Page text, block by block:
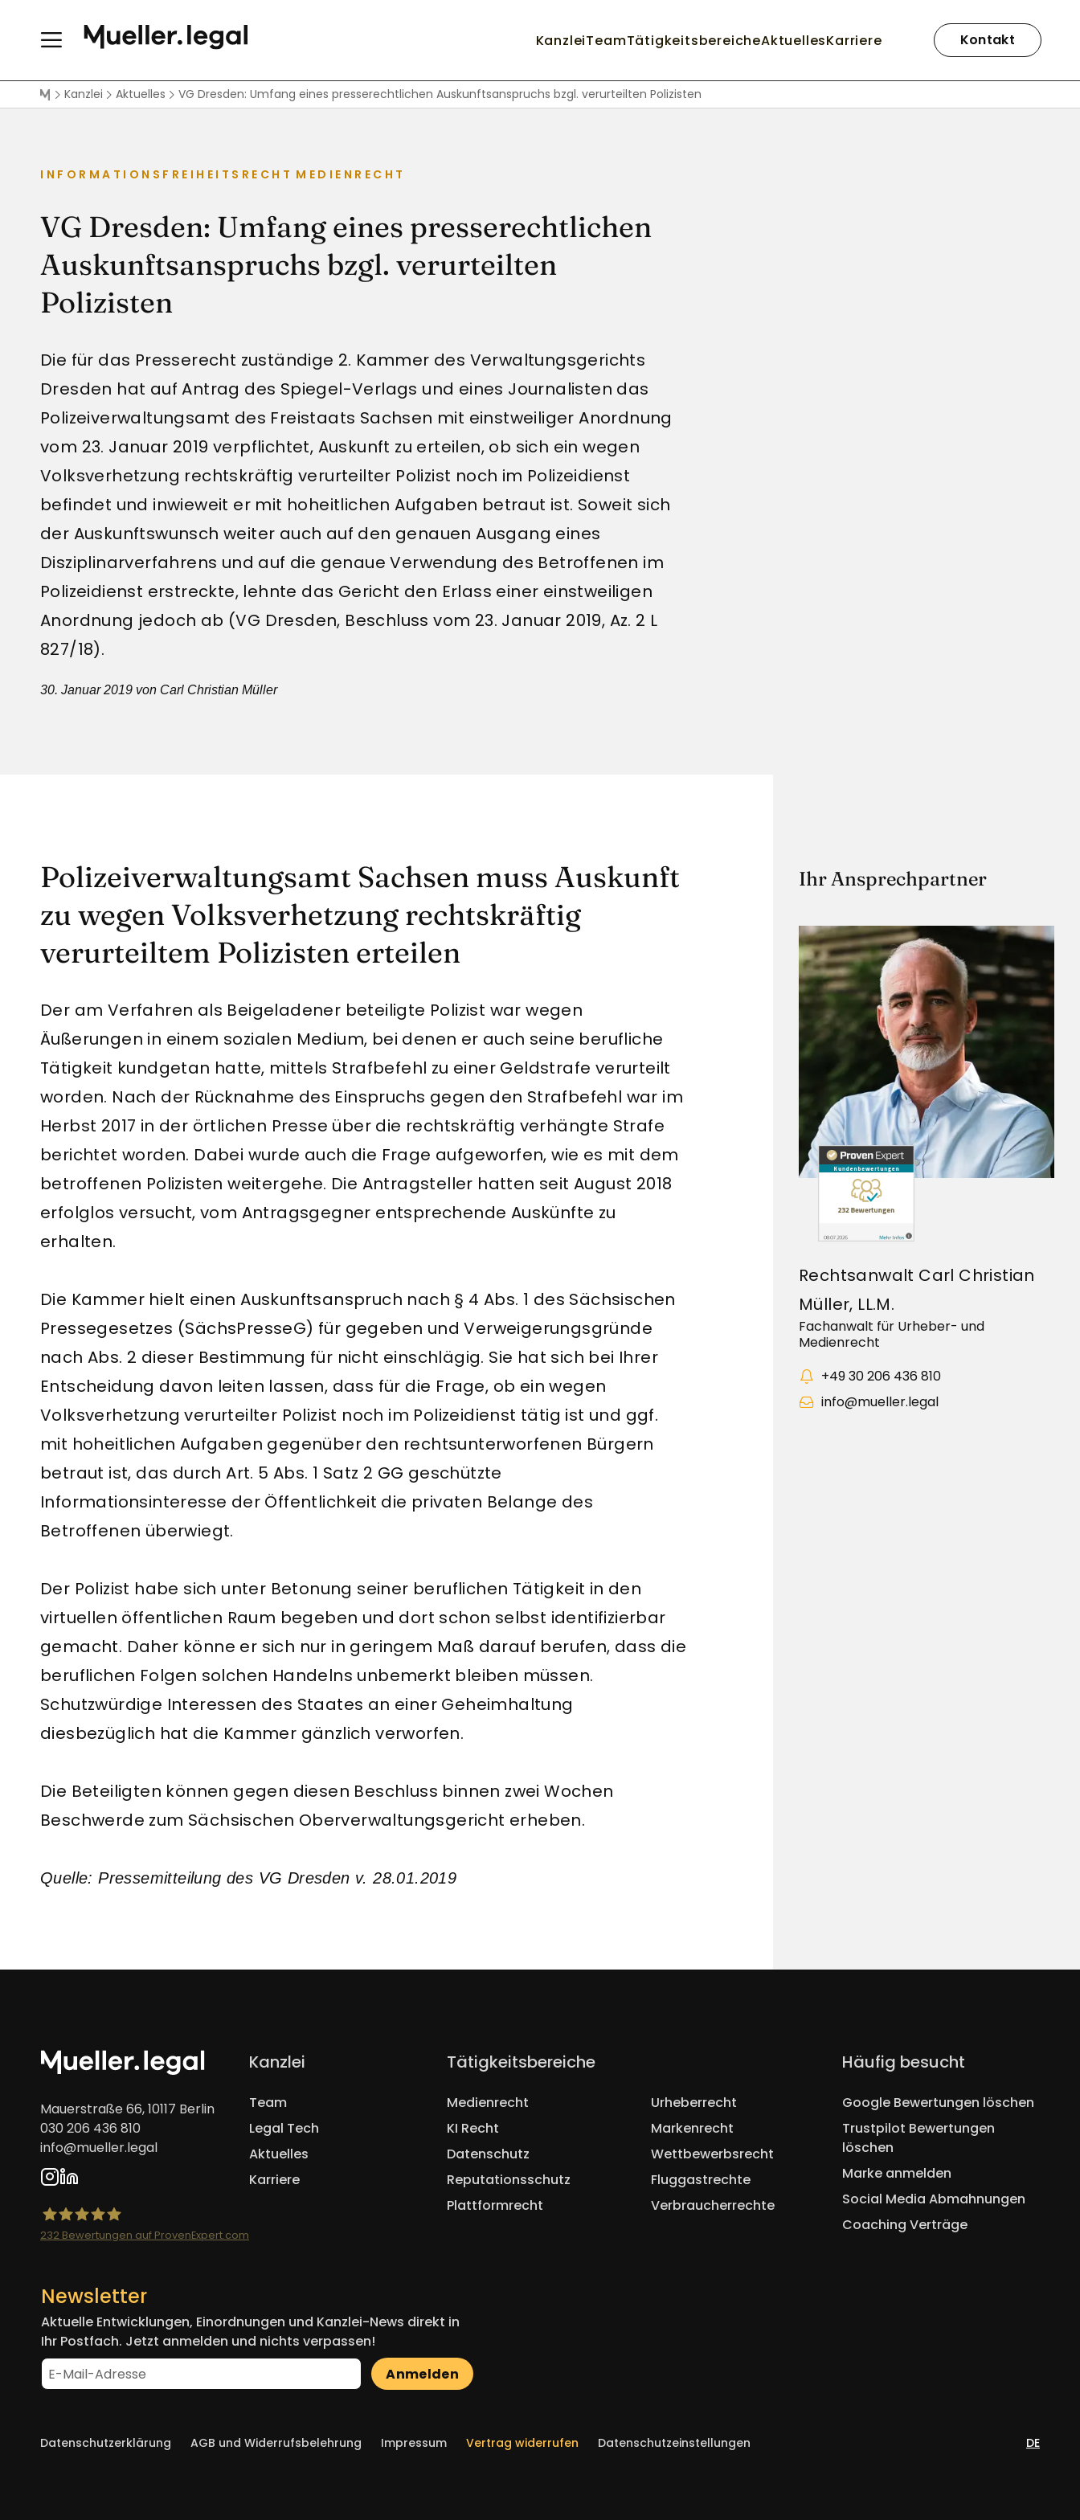
überspringen
KanzleiTeamTätigkeitsbereicheAktuellesKarriere Kontakt
Kanzlei Aktuelles VG Dresden: Umfang eines presserechtlichen Auskunftsanspruchs bzgl. verurteilten Polizisten
INFORMATIONSFREIHEITSRECHT MEDIENRECHT
VG Dresden: Umfang eines presserechtlichen
Auskunftsanspruchs bzgl. verurteilten
Polizisten
Die für das Presserecht zuständige 2. Kammer des Verwaltungsgerichts
Dresden hat auf Antrag des Spiegel-Verlags und eines Journalisten das
Polizeiverwaltungsamt des Freistaats Sachsen mit einstweiliger Anordnung
vom 23. Januar 2019 verpflichtet, Auskunft zu erteilen, ob sich ein wegen
Volksverhetzung rechtskräftig verurteilter Polizist noch im Polizeidienst
befindet und inwieweit er mit hoheitlichen Aufgaben betraut ist. Soweit sich
der Auskunftswunsch weiter auch auf den genauen Ausgang eines
Disziplinarverfahrens und auf die genaue Verwendung des Betroffenen im
Polizeidienst erstreckte, lehnte das Gericht den Erlass einer einstweiligen
Anordnung jedoch ab (VG Dresden, Beschluss vom 23. Januar 2019, Az. 2 L
827/18).
30. Januar 2019 von Carl Christian Müller
Polizeiverwaltungsamt Sachsen muss Auskunft
zu wegen Volksverhetzung rechtskräftig
verurteiltem Polizisten erteilen
Der am Verfahren als Beigeladener beteiligte Polizist war wegen
Äußerungen in einem sozialen Medium, bei denen er auch seine berufliche
Tätigkeit kundgetan hatte, mittels Strafbefehl zu einer Geldstrafe verurteilt
worden. Nach der Rücknahme des Einspruchs gegen den Strafbefehl war im
Herbst 2017 in der örtlichen Presse über die rechtskräftig verhängte Strafe
berichtet worden. Dabei wurde auch die Frage aufgeworfen, wie es mit dem
betroffenen Polizisten weitergehe. Die Antragsteller hatten seit August 2018
erfolglos versucht, vom Antragsgegner entsprechende Auskünfte zu
erhalten.
Die Kammer hielt einen Auskunftsanspruch nach § 4 Abs. 1 des Sächsischen
Pressegesetzes (SächsPresseG) für gegeben und Verweigerungsgründe
nach Abs. 2 dieser Bestimmung für nicht einschlägig. Sie hat sich bei Ihrer
Entscheidung davon leiten lassen, dass für die Frage, ob ein wegen
Volksverhetzung verurteilter Polizist noch im Polizeidienst tätig ist und ggf.
mit hoheitlichen Aufgaben gegenüber den rechtsunterworfenen Bürgern
betraut ist, das durch Art. 5 Abs. 1 Satz 2 GG geschützte
Informationsinteresse der Öffentlichkeit die privaten Belange des
Betroffenen überwiegt.
Der Polizist habe sich unter Betonung seiner beruflichen Tätigkeit in den
virtuellen öffentlichen Raum begeben und dort schon selbst identifizierbar
gemacht. Daher könne er sich nur in geringem Maß darauf berufen, dass die
beruflichen Folgen solchen Handelns unbemerkt bleiben müssen.
Schutzwürdige Interessen des Staates an einer Geheimhaltung
diesbezüglich hat die Kammer gänzlich verworfen.
Die Beteiligten können gegen diesen Beschluss binnen zwei Wochen
Beschwerde zum Sächsischen Oberverwaltungsgericht erheben.
Quelle: Pressemitteilung des VG Dresden v. 28.01.2019
Ihr Ansprechpartner
Rechtsanwalt Carl Christian
Müller, LL.M.
Fachanwalt für Urheber- und
Medienrecht
+49 30 206 436 810
info@mueller.legal
Mauerstraße 66, 10117 Berlin
030 206 436 810
info@mueller.legal
232 Bewertungen auf ProvenExpert.com
Navigation
Kanzlei
Team
Legal Tech
Aktuelles
Karriere
Navigation
überspringen
Tätigkeitsbereiche
Medienrecht
KI Recht
Datenschutz
Reputationsschutz
Plattformrecht
Urheberrecht
Markenrecht
Wettbewerbsrecht
Fluggastrechte
Verbraucherrechte
Navigation
überspringen
Häufig besucht
Google Bewertungen löschen
Trustpilot Bewertungen
löschen
Marke anmelden
Social Media Abmahnungen
Coaching Verträge
Newsletter
Aktuelle Entwicklungen, Einordnungen und Kanzlei-News direkt in
Ihr Postfach. Jetzt anmelden und nichts verpassen!
Anmelden
Navigation
Datenschutzerklärung AGB und Widerrufsbelehrung Impressum Vertrag widerrufen Datenschutzeinstellungen DE